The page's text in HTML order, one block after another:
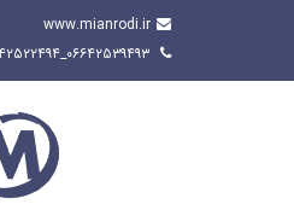
www.mianrodi.ir